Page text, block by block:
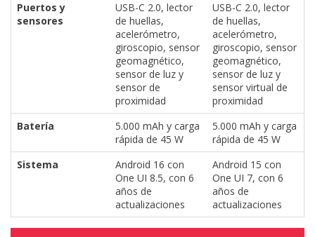
Puertos y
sensores
USB-C 2.0, lector
de huellas,
acelerómetro,
giroscopio, sensor
geomagnético,
sensor de luz y
sensor de
proximidad
USB-C 2.0, lector
de huellas,
acelerómetro,
giroscopio, sensor
geomagnético,
sensor de luz y
sensor virtual de
proximidad
Batería
5.000 mAh y carga
rápida de 45 W
5.000 mAh y carga
rápida de 45 W
Sistema
Android 16 con
One UI 8.5, con 6
años de
actualizaciones
Android 15 con
One UI 7, con 6
años de
actualizaciones